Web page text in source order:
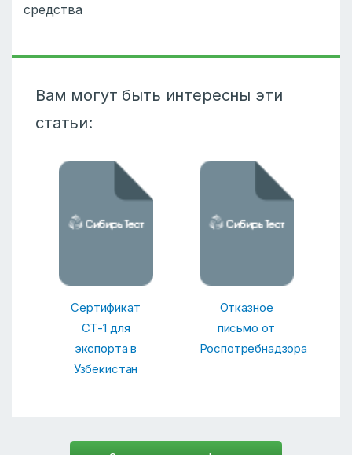
средства
Вам могут быть интересны эти
статьи:
Сертификат
СТ-1 для
экспорта в
Узбекистан
Отказное
письмо от
Роспотребнадзора